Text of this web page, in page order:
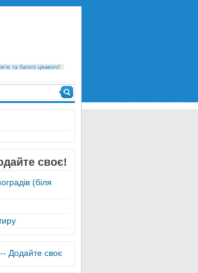
та багато цікавого!
своє!
(біля
- Додайте своє